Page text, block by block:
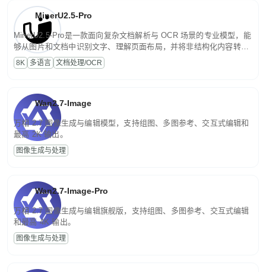
MinerU2.5-Pro
MinerU2.5-Pro是一款面向复杂文档解析与 OCR 场景的专业模型，能
够从图片和文档中识别文字、理解页面布局，并将非结构化内容转换
为便于存储、检索和二次处理的结构化结果。
8K 多语言 文档处理/OCR
Wan2.7-Image
万相 2.7 图像生成与编辑模型，支持组图、多图参考、交互式编辑和
最高 2K 输出。
图像生成与处理
Wan2.7-Image-Pro
万相 2.7 图像生成与编辑旗舰版，支持组图、多图参考、交互式编辑
和最高 4K 输出。
图像生成与处理